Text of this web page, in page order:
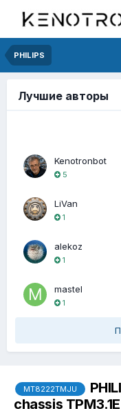
PHILIPS
Лучшие авторы
Kenotronbot
5
LiVan
1
alekoz
1
mastel
1
MT8222TMJU
chassis